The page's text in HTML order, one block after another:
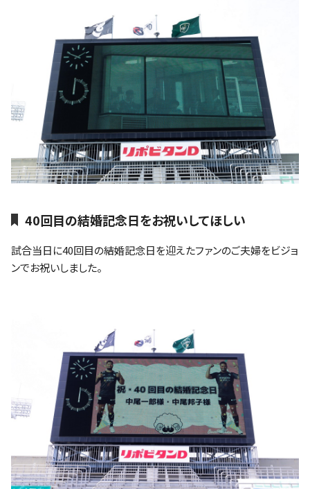
40回目の結婚記念日をお祝いしてほしい
試合当日に40回目の結婚記念日を迎えたファンのご夫婦をビジョ
ンでお祝いしました。